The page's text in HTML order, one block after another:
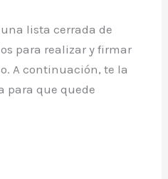
lista cerrada de
para realizar y firmar
A continuación, te la
para que quede